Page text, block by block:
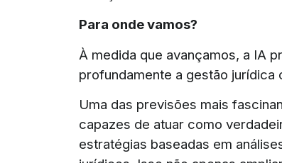
Para onde vamos?
À medida que avançamos, a IA
profundamente a gestão jurídica
Uma das previsões mais
capazes de atuar como
estratégias baseadas em